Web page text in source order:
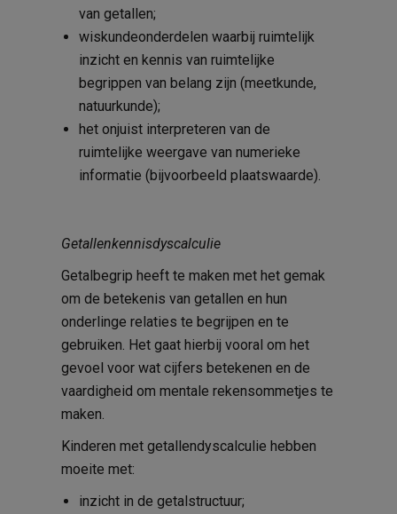
van getallen;
wiskundeonderdelen waarbij ruimtelijk
inzicht en kennis van ruimtelijke
begrippen van belang zijn (meetkunde,
natuurkunde);
het onjuist interpreteren van de
ruimtelijke weergave van numerieke
informatie (bijvoorbeeld plaatswaarde).
Getallenkennisdyscalculie
Getalbegrip heeft te maken met het gemak
om de betekenis van getallen en hun
onderlinge relaties te begrijpen en te
gebruiken. Het gaat hierbij vooral om het
gevoel voor wat cijfers betekenen en de
vaardigheid om mentale rekensommetjes te
maken.
Kinderen met getallendyscalculie hebben
moeite met:
inzicht in de getalstructuur;